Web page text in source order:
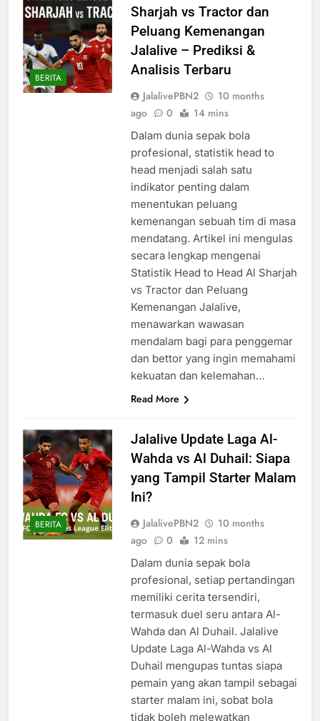
BERITA
Sharjah vs Tractor dan
Peluang Kemenangan
Jalalive – Prediksi &
Analisis Terbaru
JalalivePBN2
10 months
ago
0 14 mins
Dalam dunia sepak bola
profesional, statistik head to
head menjadi salah satu
indikator penting dalam
menentukan peluang
kemenangan sebuah tim di masa
mendatang. Artikel ini mengulas
secara lengkap mengenai
Statistik Head to Head Al Sharjah
vs Tractor dan Peluang
Kemenangan Jalalive,
menawarkan wawasan
mendalam bagi para penggemar
dan bettor yang ingin memahami
kekuatan dan kelemahan…
Read More
BERITA
Jalalive Update Laga Al-
Wahda vs Al Duhail: Siapa
yang Tampil Starter Malam
Ini?
JalalivePBN2
10 months
ago
0 12 mins
Dalam dunia sepak bola
profesional, setiap pertandingan
memiliki cerita tersendiri,
termasuk duel seru antara Al-
Wahda dan Al Duhail. Jalalive
Update Laga Al-Wahda vs Al
Duhail mengupas tuntas siapa
pemain yang akan tampil sebagai
starter malam ini, sobat bola
tidak boleh melewatkan